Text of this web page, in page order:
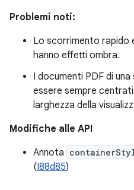
Problemi noti:
Lo scorrimento rapido
hanno effetti ombra.
I documenti PDF di
essere sempre
larghezza della
Modifiche alle API
Annota
(I88d85)